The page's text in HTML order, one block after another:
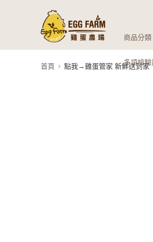
商品分類
多項檢驗
首頁 點我→雞蛋管家 新鮮送到家